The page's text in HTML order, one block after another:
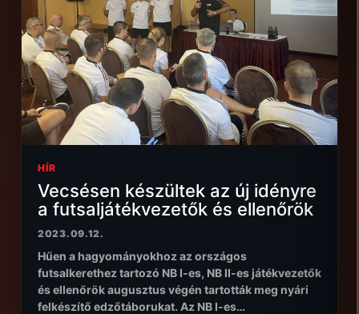
HÍR
Vecsésen készültek az új idényre
a futsaljátékvezetők és ellenőrök
2023.09.12.
Hűen a hagyományokhoz az országos
futsalkerethez tartozó NB I-es, NB II-es játékvezetők
és ellenőrök augusztus végén tartották meg nyári
felkészítő edzőtáborukat. Az NB I-es…